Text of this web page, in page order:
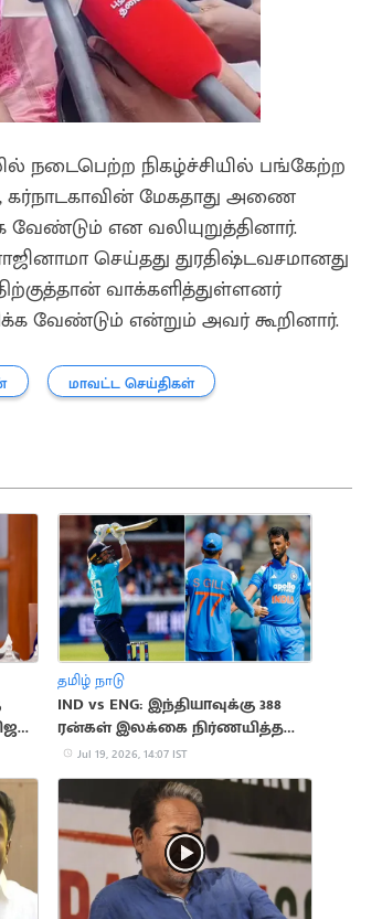
நடைபெற்ற நிகழ்ச்சியில் பங்கேற்ற
மேகதாது அணை
வேண்டும் என வலியுறுத்தினார்.
செய்தது துரதிஷ்டவசமானது
வாக்களித்துள்ளனர்
வேண்டும் என்றும் அவர் கூறினார்.
மாவட்ட செய்திகள்
தமிழ் நாடு
IND vs ENG: இந்தியாவுக்கு 388
ரன்கள் இலக்கை நிர்ணயித்த
இங்கிலாந்து
Jul 19, 2026, 14:07 IST